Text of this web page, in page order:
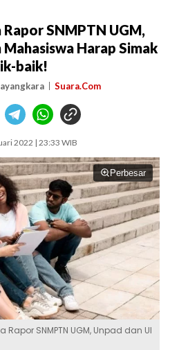
SNMPTN UGM,
Harap Simak
baik!
Suara.Com
2022 | 23:33 WIB
Perbesar
SNMPTN UGM, Unpad dan UI